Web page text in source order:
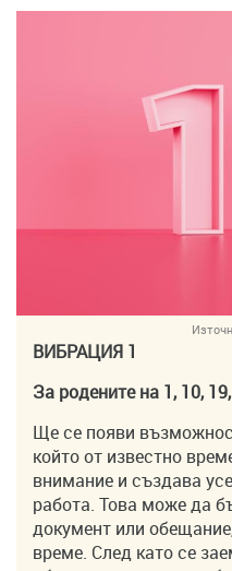
ВИБРАЦИЯ 1
За родените на 1, 10,
Ще се появи
който от известно
внимание и създава
работа. Това може да
документ или
време. След като се